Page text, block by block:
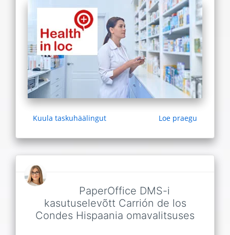
Kuula taskuhäälingut Loe praegu
PaperOffice DMS-i
kasutuselevõtt Carrión de los
Condes Hispaania omavalitsuses